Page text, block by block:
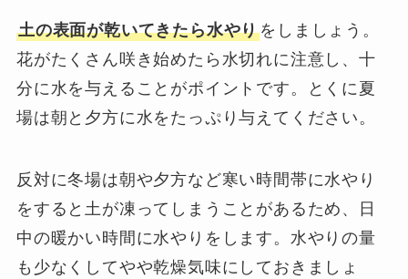
土の表面が乾いてきたら水やりをしましょう。
花がたくさん咲き始めたら水切れに注意し、十
分に水を与えることがポイントです。とくに夏
場は朝と夕方に水をたっぷり与えてください。
反対に冬場は朝や夕方など寒い時間帯に水やり
をすると土が凍ってしまうことがあるため、日
中の暖かい時間に水やりをします。水やりの量
も少なくしてやや乾燥気味にしておきましょ